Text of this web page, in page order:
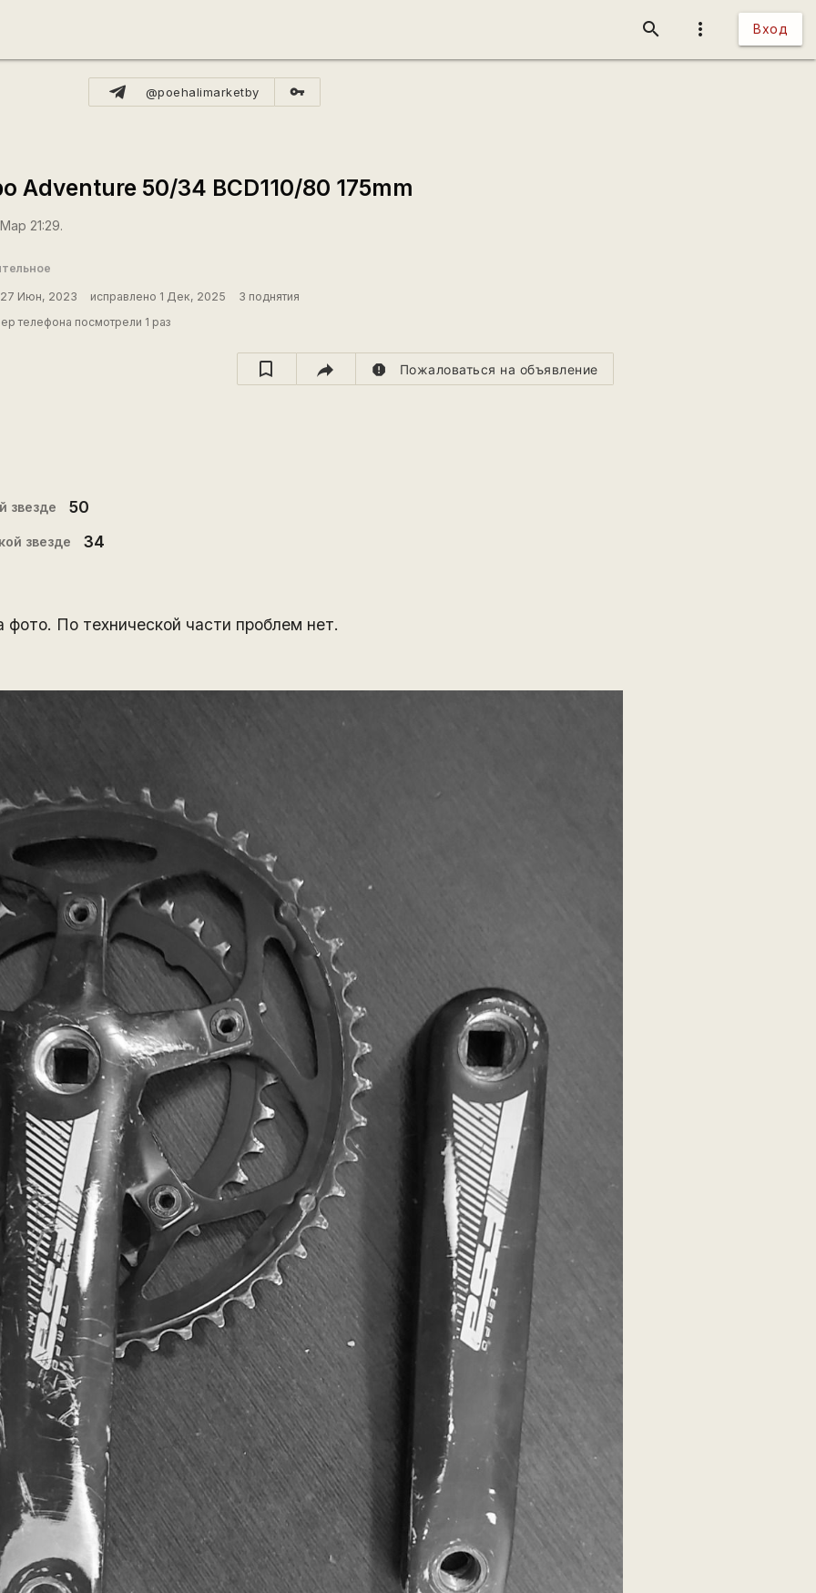
more_vert Вход
search
@poehalimarketby vpn_key
Adventure 50/34 BCD110/80 175mm
21:29.
27 Июн, 2023 исправлено 1 Дек, 2025
3 поднятия
телефона посмотрели 1 раз
report Пожаловаться на объявление
звезде 50
звезде 34
фото. По технической части проблем нет.